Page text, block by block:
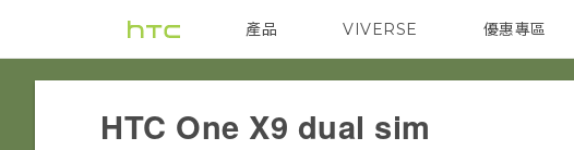
產品
VIVE G REIGNS 智慧型手機
VIVERSE 優惠專區
焦點訊息
HTC One X9 dual sim‎